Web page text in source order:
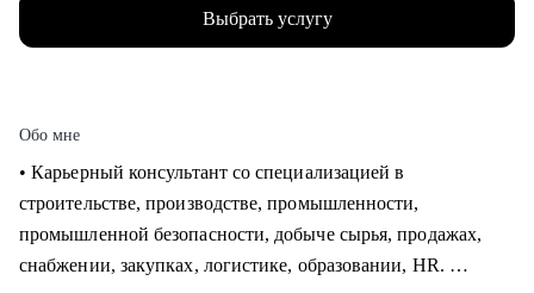
Выбрать услугу
Обо мне
• Карьерный консультант со специализацией в
строительстве, производстве, промышленности,
промышленной безопасности, добыче сырья, продажах,
снабжении, закупках, логистике, образовании, HR.